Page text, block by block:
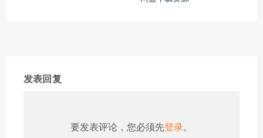
发表回复
要发表评论，您必须先登录。